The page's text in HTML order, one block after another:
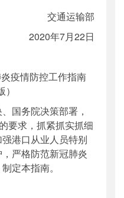
交通运输部
2020年7月22日
疫情防控工作指南
）
国务院决策部署，
要求，抓紧抓实抓细
港口从业人员特别
严格防范新冠肺炎
定本指南。